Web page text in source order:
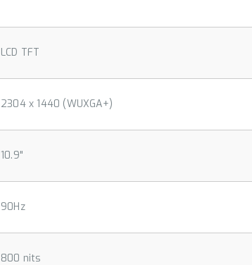
LCD TFT
2304 x 1440 (WUXGA+)
10.9"
90Hz
800 nits